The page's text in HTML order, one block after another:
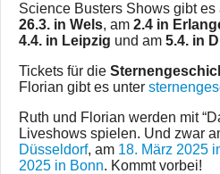
Science Busters Shows gibt es
26.3. in Wels, am 2.4 in
4.4. in Leipzig und am 5.4. in
Tickets für die
Florian gibt es unter
Ruth und Florian werden mit
Liveshows spielen. Und zwar
Düsseldorf, am 18. März 2025
2025 in Bonn. Kommt vorbei!